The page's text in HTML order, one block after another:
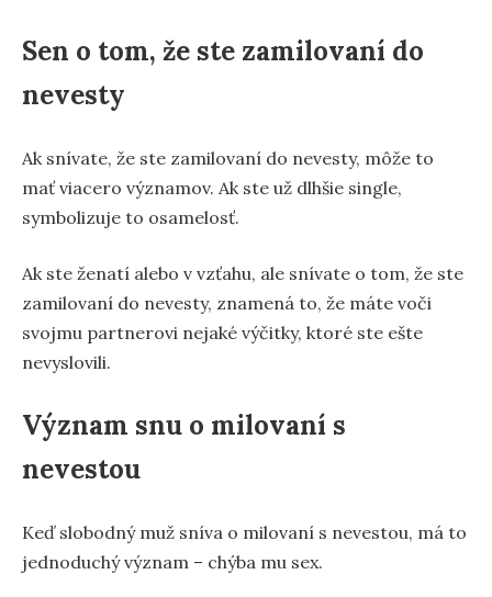
Sen o tom, že ste zamilovaní do
nevesty
Ak snívate, že ste zamilovaní do nevesty, môže to
mať viacero významov. Ak ste už dlhšie single,
symbolizuje to osamelosť.
Ak ste ženatí alebo v vzťahu, ale snívate o tom, že ste
zamilovaní do nevesty, znamená to, že máte voči
svojmu partnerovi nejaké výčitky, ktoré ste ešte
nevyslovili.
Význam snu o milovaní s
nevestou
Keď slobodný muž sníva o milovaní s nevestou, má to
jednoduchý význam – chýba mu sex.